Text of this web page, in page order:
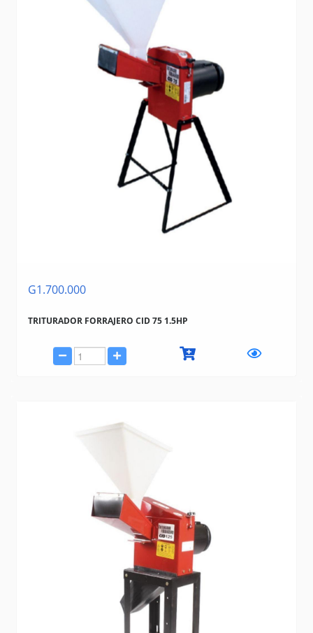
G1.700.000
TRITURADOR FORRAJERO CID 75 1.5HP